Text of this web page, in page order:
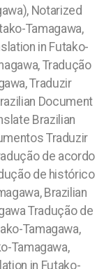
Notarized
Tamagawa,
in Futako-
Tradução
Traduzir
Document
Brazilian
Traduzir
de acordo
de histórico
Brazilian
Tradução de
Tamagawa,
Tamagawa,
in Futako-